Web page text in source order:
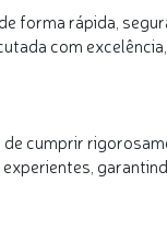
forma rápida,
com
cumprir